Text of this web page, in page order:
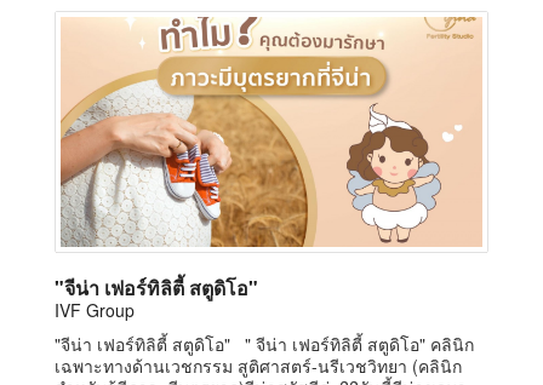
"จีน่า เฟอร์ทิลิตี้ สตูดิโอ"
IVF Group
"จีน่า เฟอร์ทิลิตี้ สตูดิโอ" " จีน่า เฟอร์ทิลิตี้ สตูดิโอ" คลินิก
เฉพาะทางด้านเวชกรรม สูติศาสตร์-นรีเวชวิทยา (คลินิก